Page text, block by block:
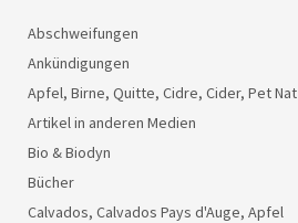
Abschweifungen
Ankündigungen
Apfel, Birne, Quitte, Cidre, Cider, Pet Nat
Artikel in anderen Medien
Bio & Biodyn
Bücher
Calvados, Calvados Pays d'Auge, Apfel